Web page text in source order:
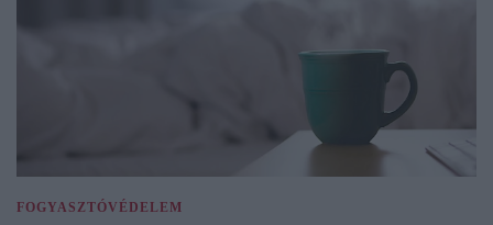
FOGYASZTÓVÉDELEM